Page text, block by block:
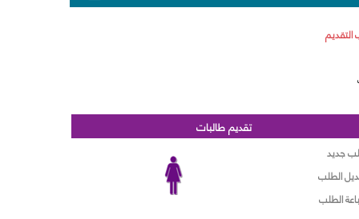
التقديم
تقديم طالبات
جديد
الطلب
الطلب